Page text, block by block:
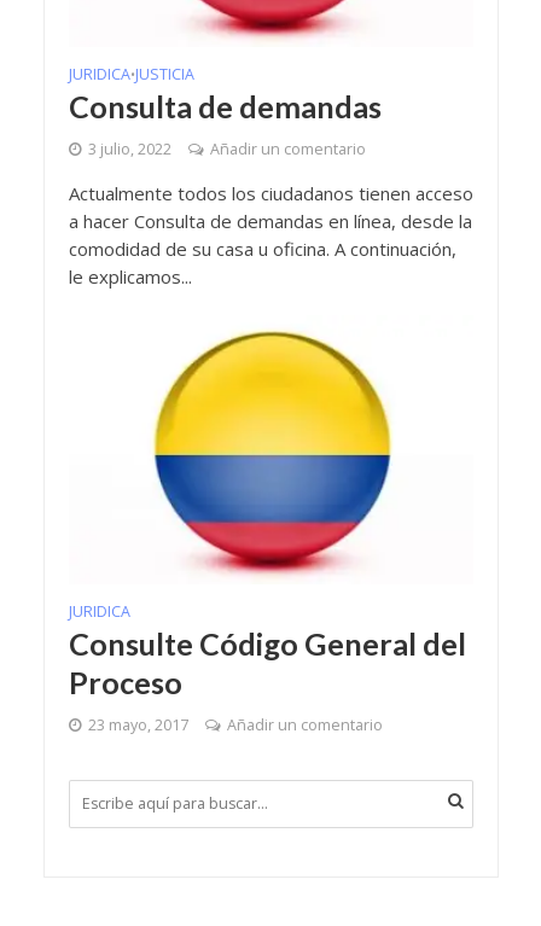
JURIDICA•JUSTICIA
Consulta de demandas
3 julio, 2022 Añadir un comentario
Actualmente todos los ciudadanos tienen acceso
a hacer Consulta de demandas en línea, desde la
comodidad de su casa u oficina. A continuación,
le explicamos...
JURIDICA
Consulte Código General del
Proceso
23 mayo, 2017 Añadir un comentario